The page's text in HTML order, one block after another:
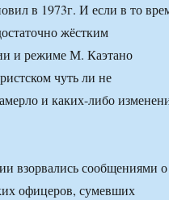
в 1973г. И если в то
жёстким
и режиме М. Каэтано
чуть ли не
и каких-либо
взорвались сообщениями о
офицеров, сумевших